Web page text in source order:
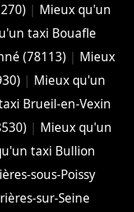
| Mieux qu'un
taxi Bouafle
(78113) | Mieux
| Mieux qu'un
Brueil-en-Vexin
| Mieux qu'un
taxi Bullion
sous-Poissy
sur-Seine